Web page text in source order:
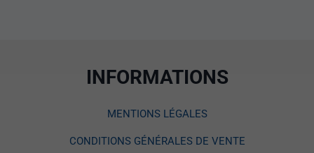
INFORMATIONS
MENTIONS LÉGALES
CONDITIONS GÉNÉRALES DE VENTE